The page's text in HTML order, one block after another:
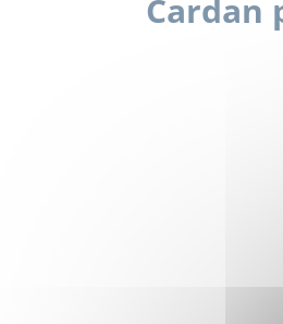
Cardan